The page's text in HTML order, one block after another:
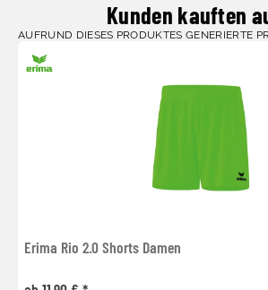
Kunden kauften
AUFRUND DIESES PRODUKTES GENERIERTE
Erima Rio 2.0 Shorts Damen